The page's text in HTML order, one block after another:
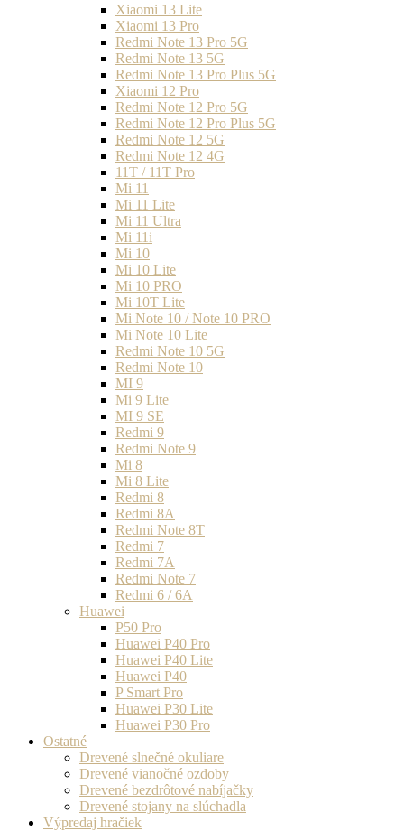
Xiaomi 13 Lite
Xiaomi 13 Pro
Redmi Note 13 Pro 5G
Redmi Note 13 5G
Redmi Note 13 Pro Plus 5G
Xiaomi 12 Pro
Redmi Note 12 Pro 5G
Redmi Note 12 Pro Plus 5G
Redmi Note 12 5G
Redmi Note 12 4G
11T / 11T Pro
Mi 11
Mi 11 Lite
Mi 11 Ultra
Mi 11i
Mi 10
Mi 10 Lite
Mi 10 PRO
Mi 10T Lite
Mi Note 10 / Note 10 PRO
Mi Note 10 Lite
Redmi Note 10 5G
Redmi Note 10
MI 9
Mi 9 Lite
MI 9 SE
Redmi 9
Redmi Note 9
Mi 8
Mi 8 Lite
Redmi 8
Redmi 8A
Redmi Note 8T
Redmi 7
Redmi 7A
Redmi Note 7
Redmi 6 / 6A
Huawei
P50 Pro
Huawei P40 Pro
Huawei P40 Lite
Huawei P40
P Smart Pro
Huawei P30 Lite
Huawei P30 Pro
Ostatné
Drevené slnečné okuliare
Drevené vianočné ozdoby
Drevené bezdrôtové nabíjačky
Drevené stojany na slúchadla
Výpredaj hračiek